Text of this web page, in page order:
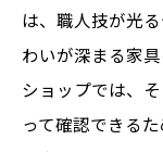
ネート
国産家
行田市
部屋
は、職人技が光
わいが深まる家
ショップでは、
って確認できる